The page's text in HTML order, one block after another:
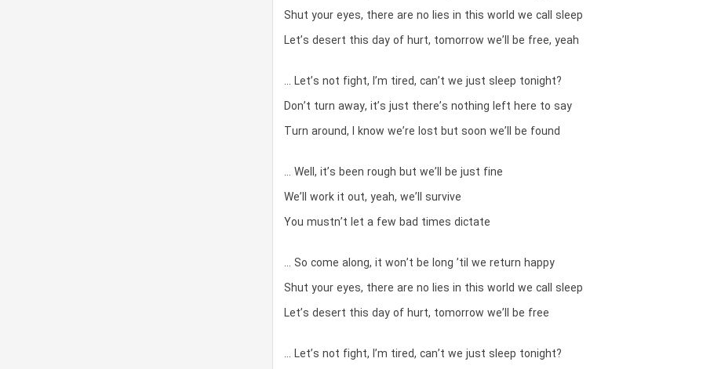
Shut your eyes, there are no lies in this world we call sleep
Let’s desert this day of hurt, tomorrow we’ll be free, yeah
… Let’s not fight, I’m tired, can’t we just sleep tonight?
Don’t turn away, it’s just there’s nothing left here to say
Turn around, I know we’re lost but soon we’ll be found
… Well, it’s been rough but we’ll be just fine
We’ll work it out, yeah, we’ll survive
You mustn’t let a few bad times dictate
… So come along, it won’t be long ’til we return happy
Shut your eyes, there are no lies in this world we call sleep
Let’s desert this day of hurt, tomorrow we’ll be free
… Let’s not fight, I’m tired, can’t we just sleep tonight?